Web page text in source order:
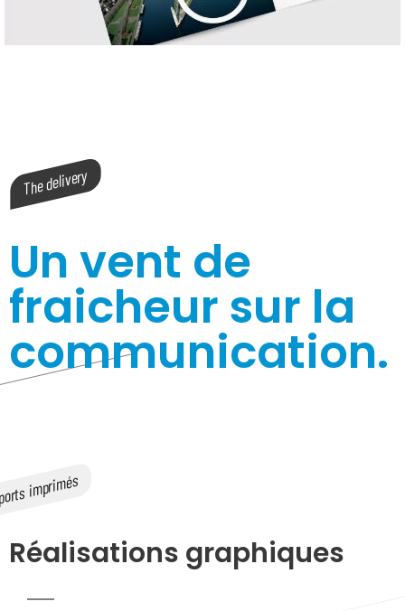
Un vent de
fraicheur sur la
communication.
Réalisations graphiques